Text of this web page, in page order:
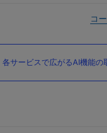
コ
サービスで広がるAI機能の